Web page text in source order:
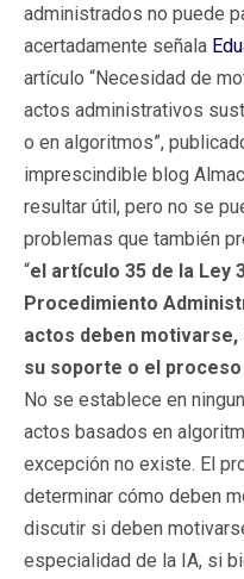
administrados no puede
acertadamente señala
artículo “Necesidad de
actos administrativos
o en algoritmos”,
imprescindible blog
resultar útil, pero no se
problemas que también
“el artículo 35 de la Ley
Procedimiento
actos deben
su soporte o el
No se establece en
actos basados en
excepción no existe. El
determinar cómo deben
discutir si deben
especialidad de la IA, si